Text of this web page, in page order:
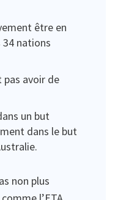
être en
34 nations
pas avoir de
un but
dans le but
non plus